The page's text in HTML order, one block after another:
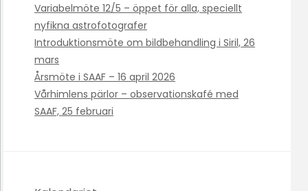
Variabelmöte 12/5 – öppet för alla, speciellt
nyfikna astrofotografer
Introduktionsmöte om bildbehandling i Siril, 26
mars
Årsmöte i SAAF – 16 april 2026
Vårhimlens pärlor – observationskafé med
SAAF, 25 februari